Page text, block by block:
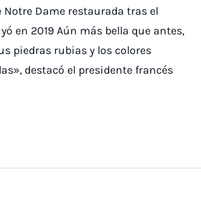
Dame restaurada tras el
en 2019 Aún más bella que antes,
piedras rubias y los colores
destacó el presidente francés